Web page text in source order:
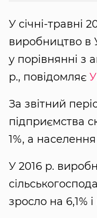
У січні-травні
виробництво в
у порівнянні з
р., повідомляє
За звітний
підприємства
1%, а
У 2016 р.
зросло на 6,1%